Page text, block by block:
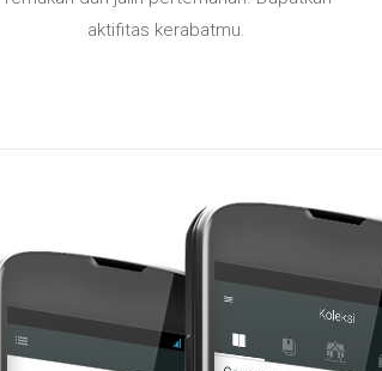
aktifitas kerabatmu.